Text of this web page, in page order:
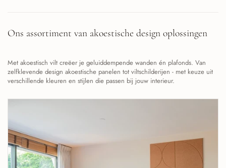
Ons assortiment van akoestische design oplossingen
Met akoestisch vilt creëer je geluiddempende wanden én plafonds. Van
zelfklevende design akoestische panelen tot viltschilderijen - met keuze uit
verschillende kleuren en stijlen die passen bij jouw interieur.